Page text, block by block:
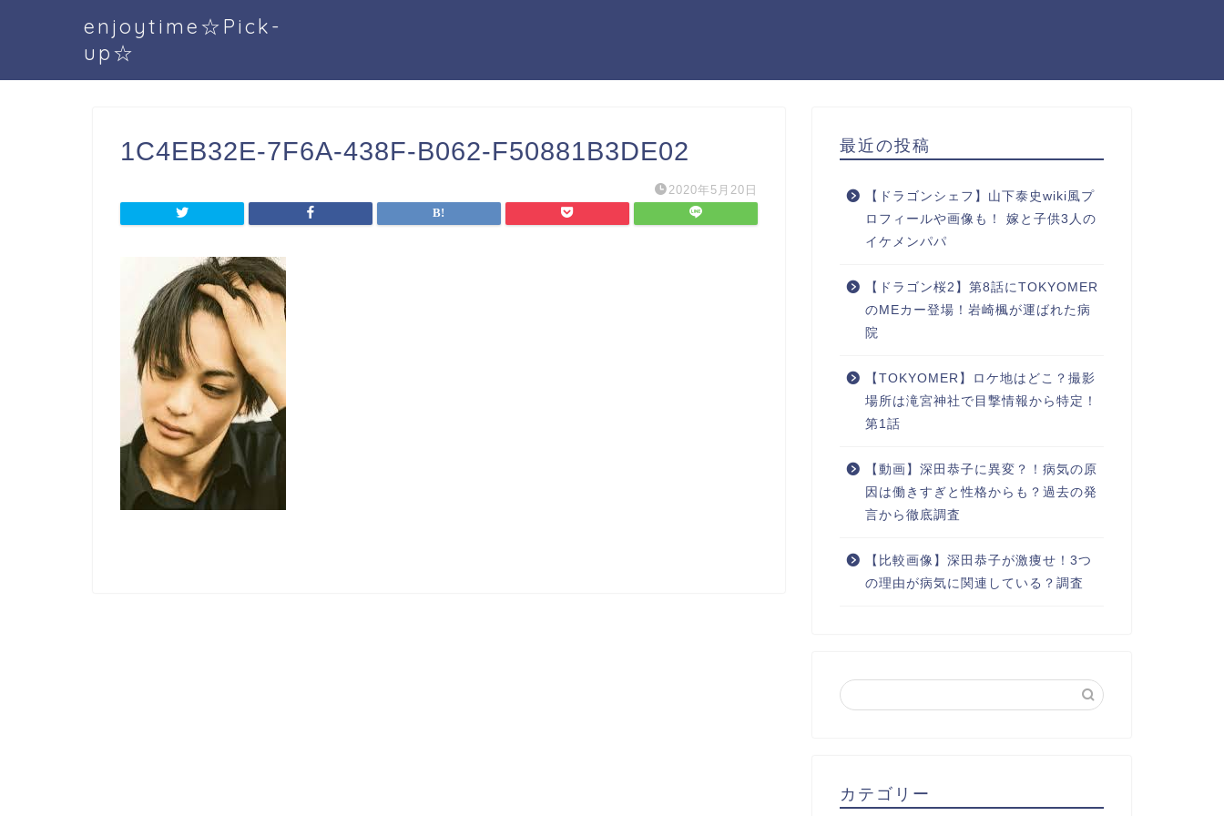
enjoytime☆Pick-
up☆
1C4EB32E-7F6A-438F-B062-F50881B3DE02
2020年5月20日
最近の投稿
【ドラゴンシェフ】山下泰史wiki風プ
ロフィールや画像も！ 嫁と子供3人の
イケメンパパ
【ドラゴン桜2】第8話にTOKYOMER
のMEカー登場！岩崎楓が運ばれた病
院
【TOKYOMER】ロケ地はどこ？撮影
場所は滝宮神社で目撃情報から特定！
第1話
【動画】深田恭子に異変？！病気の原
因は働きすぎと性格からも？過去の発
言から徹底調査
【比較画像】深田恭子が激痩せ！3つ
の理由が病気に関連している？調査
カテゴリー